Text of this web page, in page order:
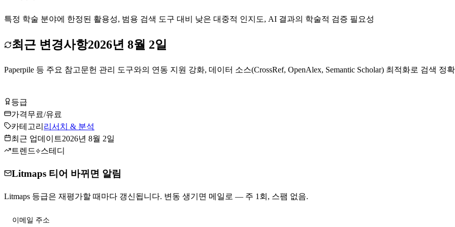
특정 학술 분야에 한정된 활용성, 범용 검색 도구 대비 낮은 대중적 인지도, AI 결과의 학술적 검증 필요성
최근 변경사항2026년 8월 2일
Paperpile 등 주요 참고문헌 관리 도구와의 연동 지원 강화, 데이터 소스(CrossRef, OpenAlex, Semantic Scholar) 최적화로 검색 정
등급
가격무료/유료
카테고리 리서치 & 분석
최근 업데이트2026년 8월 2일
트렌드
스테디
Litmaps 티어 바뀌면 알림
Litmaps 등급은 재평가할 때마다 갱신됩니다. 변동 생기면 메일로 — 주 1회, 스팸 없음.